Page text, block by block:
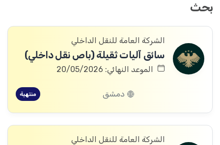
بحث
الشركة العامة للنقل الداخلي
سائق آليات ثقيلة (باص نقل داخلي)
الموعد النهائي: 20/05/2026
دمشق منتهية
الشركة العامة للنقل الداخلي